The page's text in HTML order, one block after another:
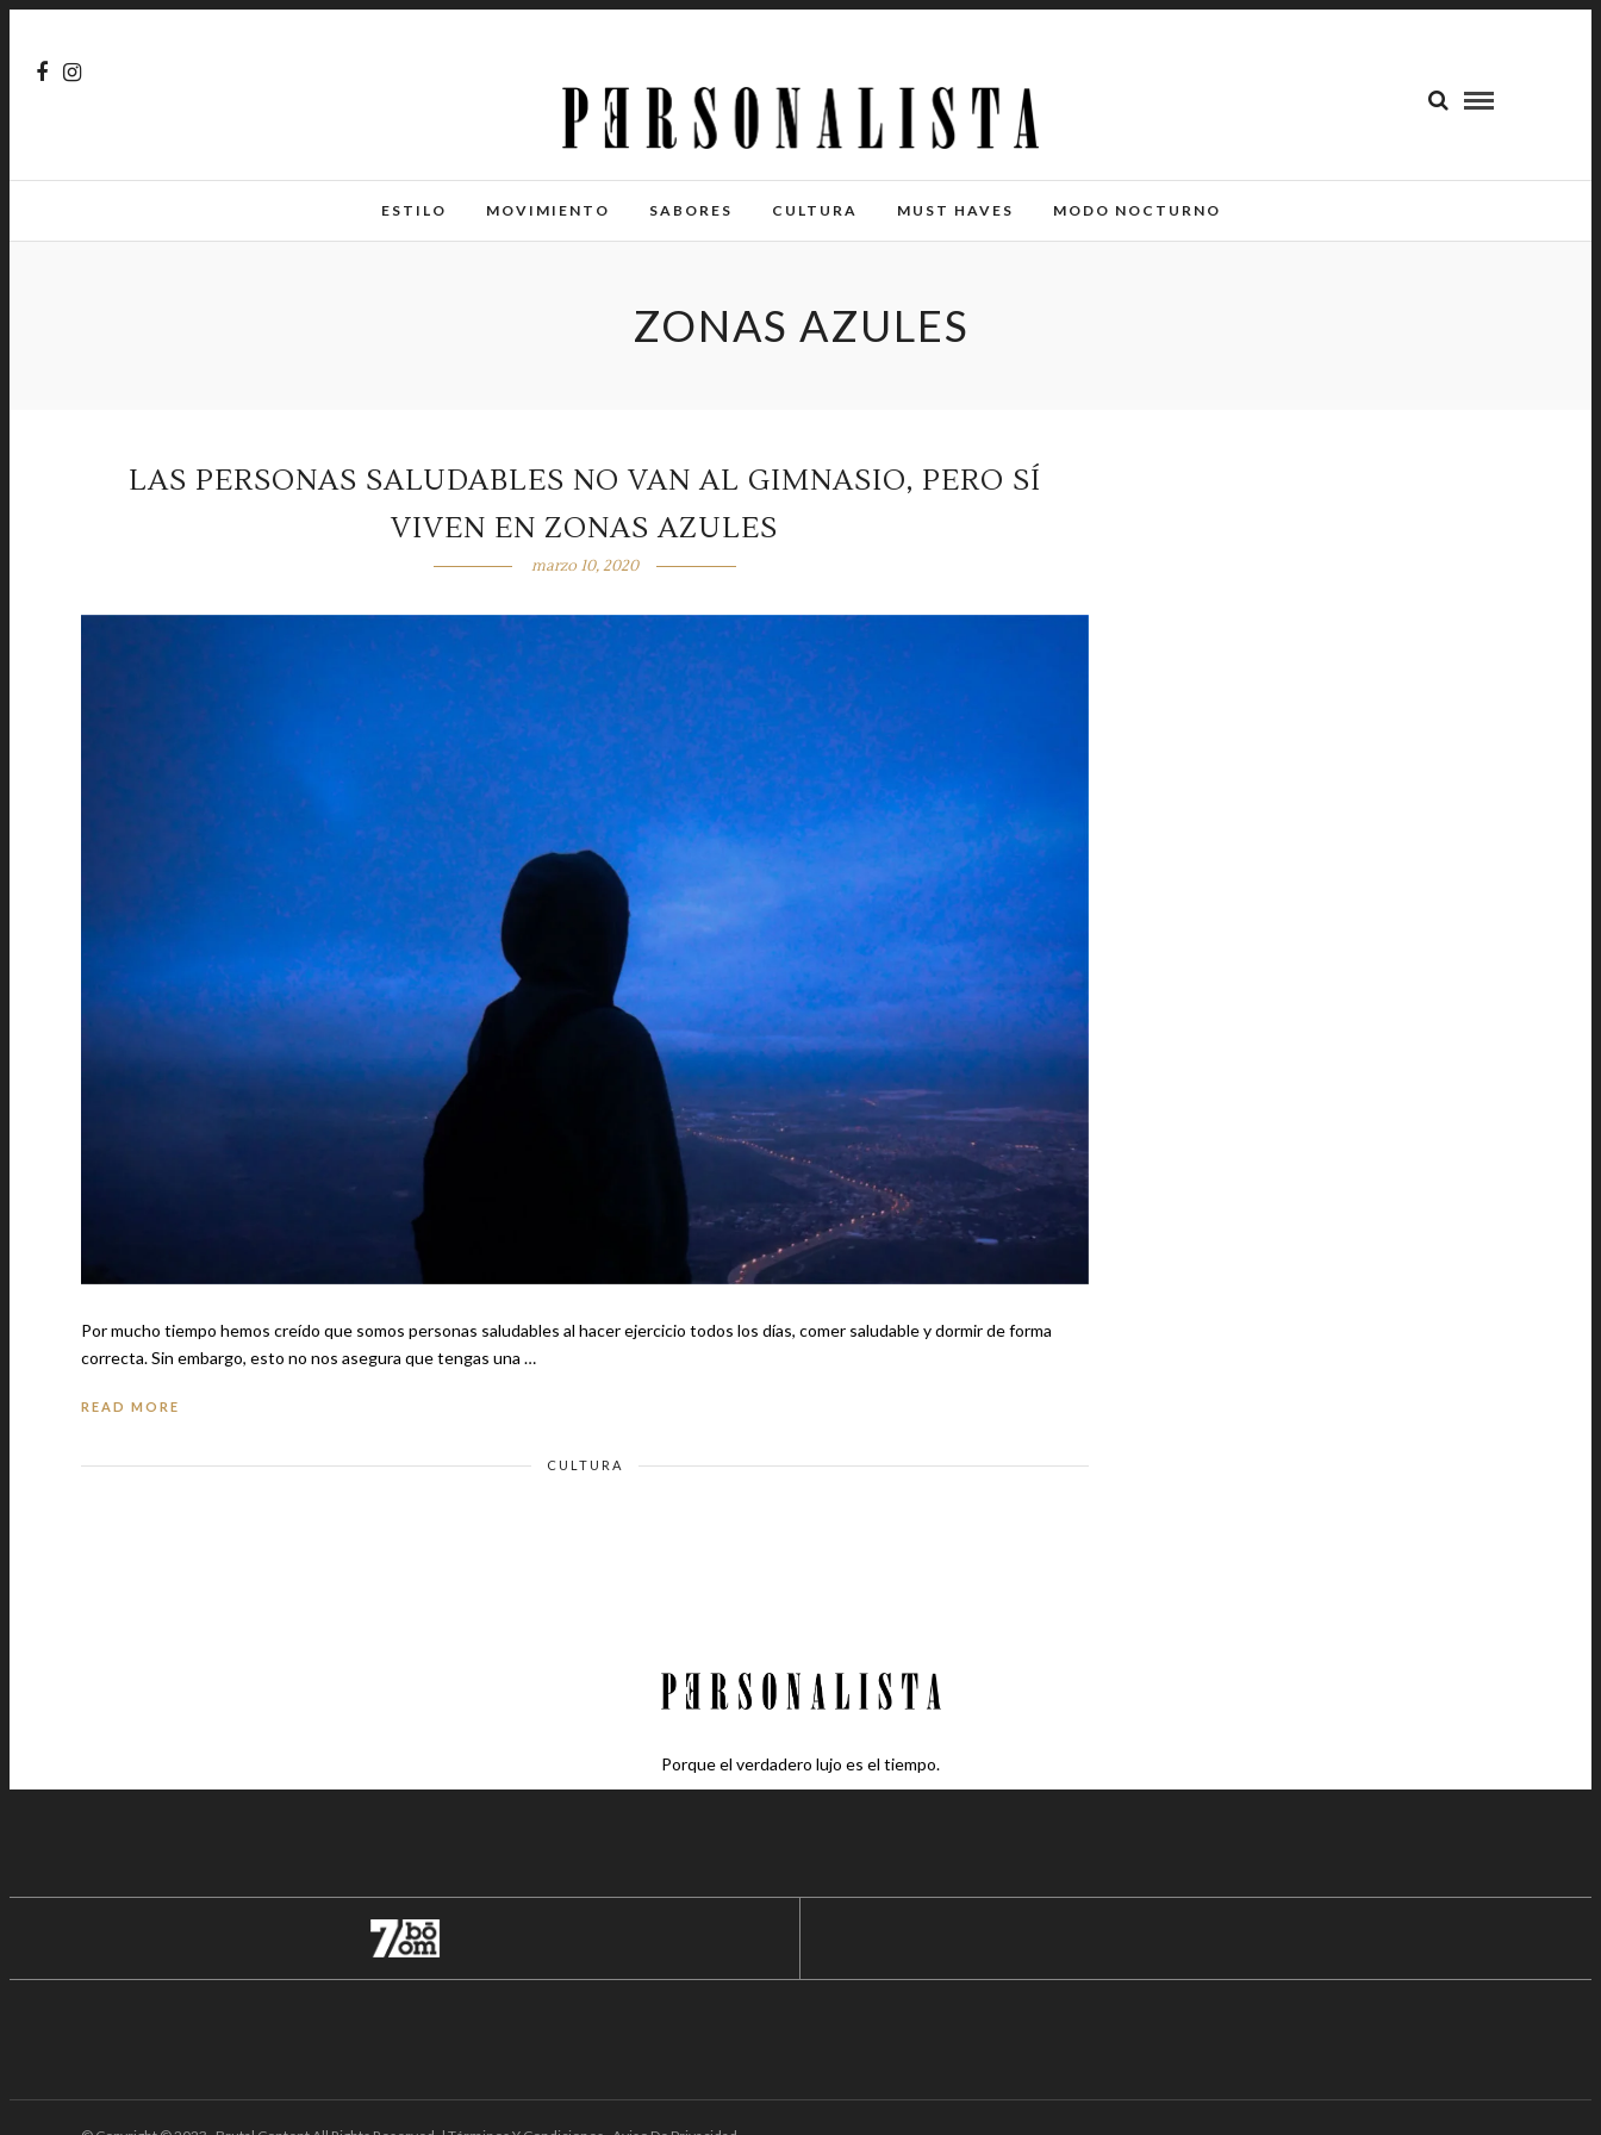
ESTILO MOVIMIENTO SABORES CULTURA MUST HAVES MODO NOCTURNO
ZONAS AZULES
LAS PERSONAS SALUDABLES NO VAN AL GIMNASIO, PERO SÍ
VIVEN EN ZONAS AZULES
marzo 10, 2020
Por mucho tiempo hemos creído que somos personas saludables al hacer ejercicio todos los días, comer saludable y dormir de forma
correcta. Sin embargo, esto no nos asegura que tengas una …
READ MORE
CULTURA
Porque el verdadero lujo es el tiempo.